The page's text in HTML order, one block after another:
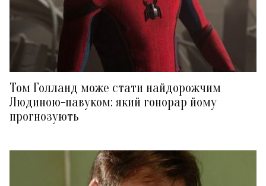
Том Голланд може стати найдорожчим
Людиною-павуком: який гонорар йому
прогнозують